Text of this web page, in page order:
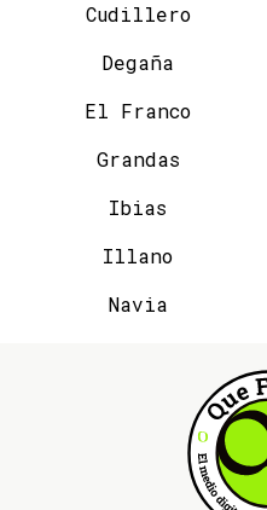
Cudillero
Degaña
El Franco
Grandas
Ibias
Illano
Navia